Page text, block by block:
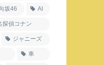
坂46 AI
探偵コナン
ジャニーズ
車